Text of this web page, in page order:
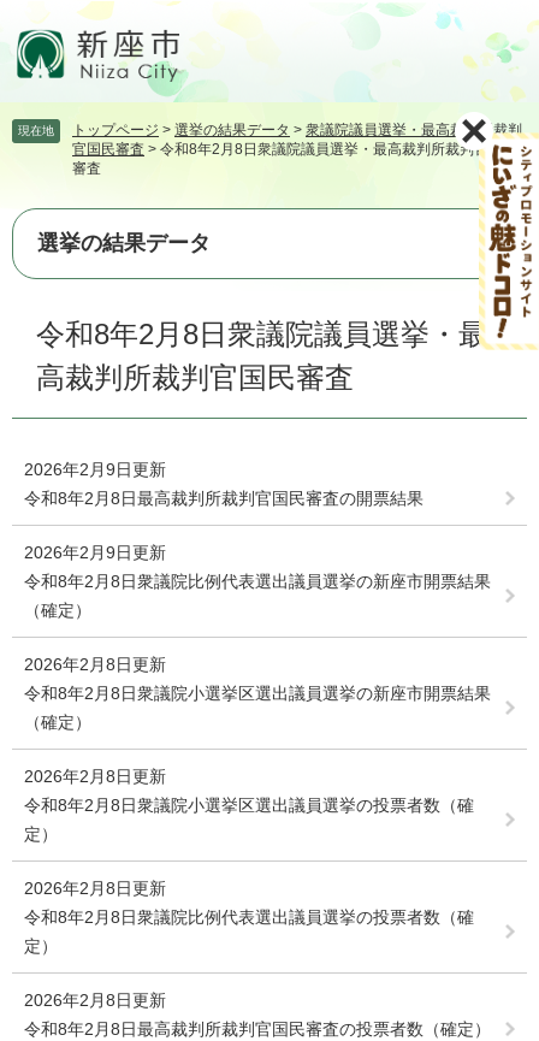
頭飛
て
文
現在地 トップページ > 選挙の結果データ > 衆議院議員選挙・最高裁判所裁判
官国民審査 > 令和8年2月8日衆議院議員選挙・最高裁判所裁判官国民
審査
選挙の結果データ
令和8年2月8日衆議院議員選挙・最
高裁判所裁判官国民審査
2026年2月9日更新
令和8年2月8日最高裁判所裁判官国民審査の開票結果
2026年2月9日更新
令和8年2月8日衆議院比例代表選出議員選挙の新座市開票結果
（確定）
2026年2月8日更新
令和8年2月8日衆議院小選挙区選出議員選挙の新座市開票結果
（確定）
2026年2月8日更新
令和8年2月8日衆議院小選挙区選出議員選挙の投票者数（確
定）
2026年2月8日更新
令和8年2月8日衆議院比例代表選出議員選挙の投票者数（確
定）
2026年2月8日更新
令和8年2月8日最高裁判所裁判官国民審査の投票者数（確定）